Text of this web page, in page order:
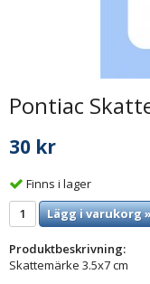
Pontiac
30 kr
Finns i lager
Lägg i varukorg
Produktbeskrivning:
Skattemärke 3.5x7 cm